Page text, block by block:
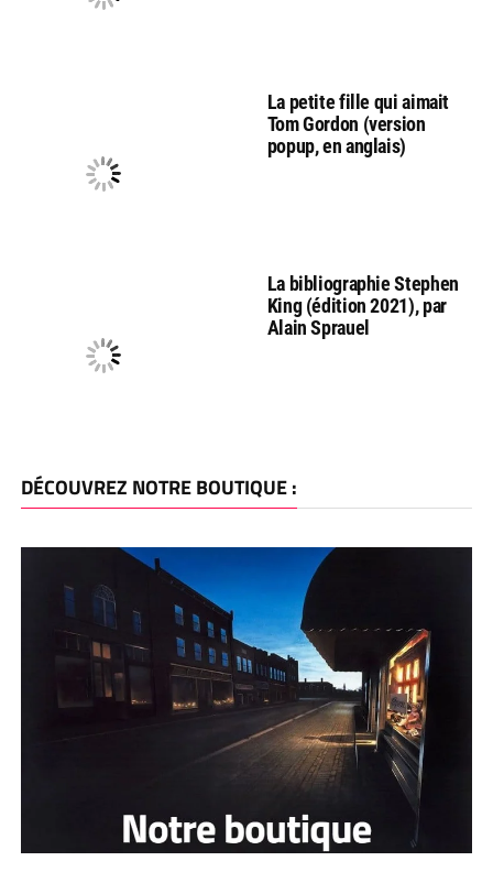
La petite fille qui aimait
Tom Gordon (version
popup, en anglais)
La bibliographie Stephen
King (édition 2021), par
Alain Sprauel
DÉCOUVREZ NOTRE BOUTIQUE :